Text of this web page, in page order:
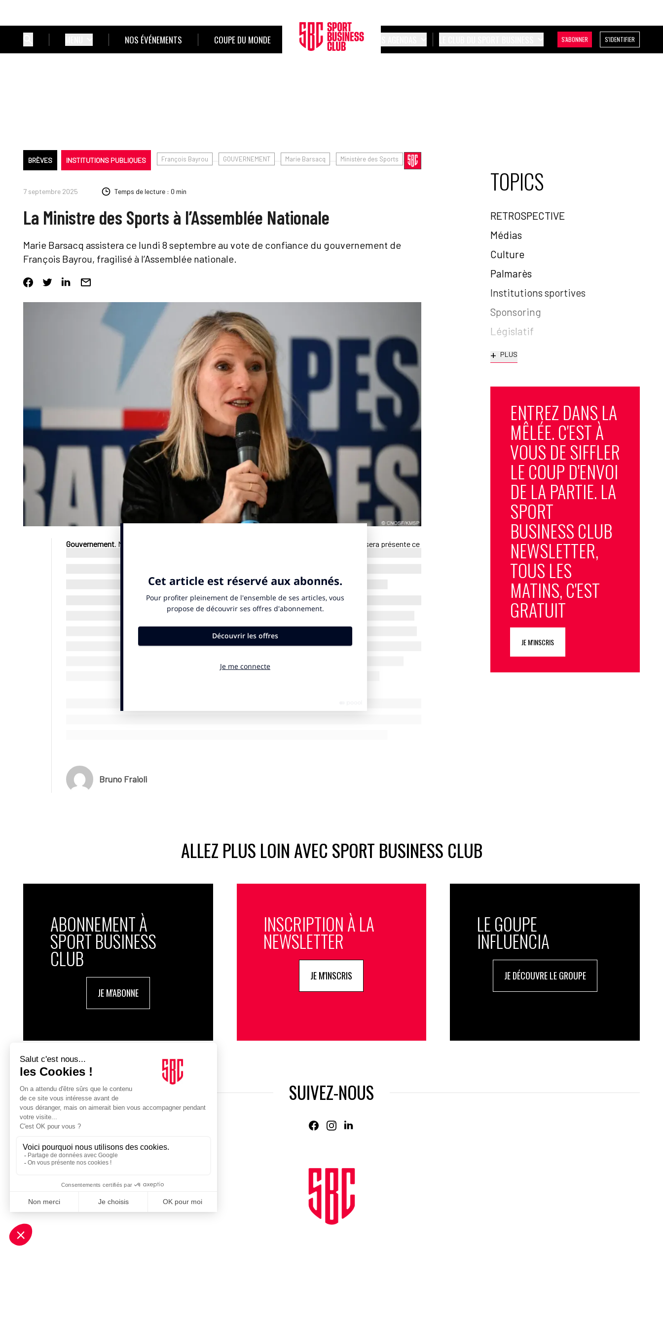
NOS ÉVÉNEMENTS COUPE DU MONDE S'ABONNER S'IDENTIFIER
BRÈVES INSTITUTIONS PUBLIQUES François Bayrou GOUVERNEMENT Marie Barsacq Ministère des Sports
7 septembre 2025 Temps de lecture : 0 min
La Ministre des Sports à l’Assemblée Nationale
Marie Barsacq assistera ce lundi 8 septembre au vote de confiance du gouvernement de
François Bayrou, fragilisé à l’Assemblée nationale.
Gouvernement. Marie Barsacq, ministre des Sports, de la Jeunesse et de la Vie associative, sera présente ce
Bayrou, qui a sollicité un vote de confiance. Celui-ci devrait être rejeté, entraînant probablement la chute du
ministre des Sports depuis le premier mandat d’Emmanuel Macron à la présidence de la République.
Bruno Fraioli
TOPICS
RETROSPECTIVE
Médias
Culture
Palmarès
Institutions sportives
Sponsoring
Législatif
+ PLUS
ENTREZ DANS LA
MÊLÉE. C'EST À
VOUS DE SIFFLER
LE COUP D'ENVOI
DE LA PARTIE. LA
SPORT
BUSINESS CLUB
NEWSLETTER,
TOUS LES
MATINS, C'EST
GRATUIT
JE M'INSCRIS
ALLEZ PLUS LOIN AVEC SPORT BUSINESS CLUB
ABONNEMENT À
SPORT BUSINESS
CLUB
JE M'ABONNE
INSCRIPTION À LA
NEWSLETTER
JE M'INSCRIS
LE GOUPE
INFLUENCIA
JE DÉCOUVRE LE GROUPE
SUIVEZ-NOUS